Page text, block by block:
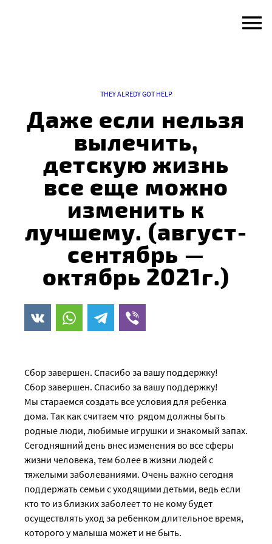
THEY ALREDY GOT HELP
Даже если нельзя
вылечить,
детскую жизнь
все еще можно
изменить к
лучшему. (август-
сентябрь —
октябрь 2021г.)
Сбор завершен. Спасибо за вашу поддержку!
Сбор завершен. Спасибо за вашу поддержку!
Мы стараемся создать все условия для ребенка
дома. Так как считаем что рядом должны быть
родные люди, любимые игрушки и знакомый запах.
Сегодняшний день внес изменения во все сферы
жизни человека, тем более в жизни людей с
тяжелыми заболеваниями. Очень важно сегодня
поддержать семьи с уходящими детьми, ведь если
кто то из близких заболеет то не кому будет
осуществлять уход за ребенком длительное время,
которого у малыша может и не быть.